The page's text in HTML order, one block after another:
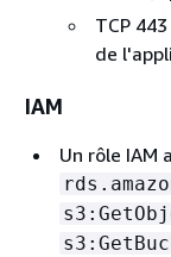
TCP
de
IAM
Un rôle IAM